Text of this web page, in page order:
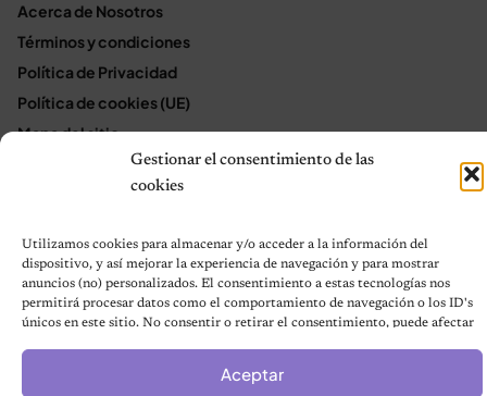
Gestionar el consentimiento de las
cookies
Utilizamos cookies para almacenar y/o acceder a la información del
dispositivo, y así mejorar la experiencia de navegación y para mostrar
anuncios (no) personalizados. El consentimiento a estas tecnologías nos
permitirá procesar datos como el comportamiento de navegación o los ID's
únicos en este sitio. No consentir o retirar el consentimiento, puede afectar
Aceptar
Acerca de Nosotros
Términos y condiciones
Política de Privacidad
Política de cookies (UE)
Mapa del sitio
Terms and Conditions
© 2026 Notas de Mascotas
Política de privacidad